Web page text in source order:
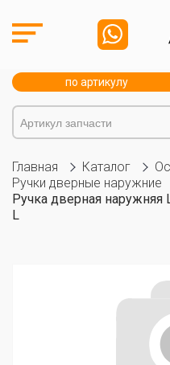
по артикулу
Главная Каталог
Ручки дверные наружние
Ручка дверная наружняя
L